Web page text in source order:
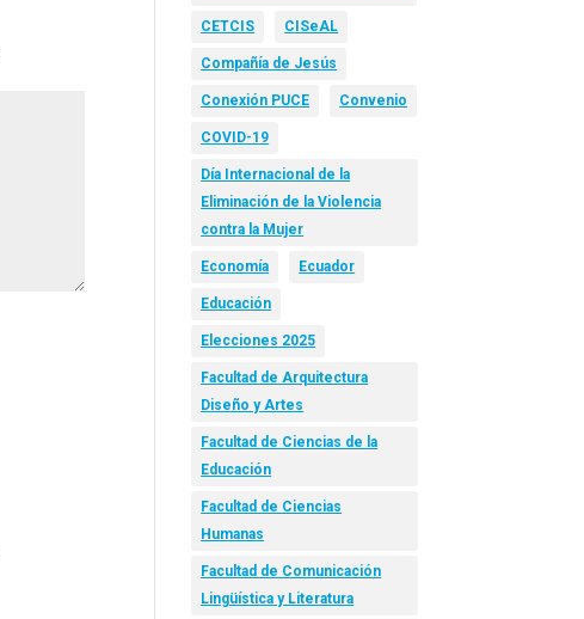
CETCIS CISeAL
Compañía de Jesús
Conexión PUCE Convenio
COVID-19
Día Internacional de la
Eliminación de la Violencia
contra la Mujer
Economía Ecuador
Educación
Elecciones 2025
Facultad de Arquitectura
Diseño y Artes
Facultad de Ciencias de la
Educación
Facultad de Ciencias
Humanas
Facultad de Comunicación
Lingüística y Literatura